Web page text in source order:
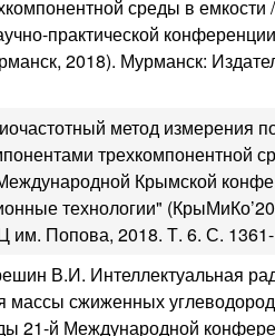
среды в
практической
2018). Мурманск:
метод измерения
трехкомпонентной
Крымской
технологии"
им. Попова, 2018. Т. 6. С.
В.И. Интеллектуальная
массы сжиженных
21-й Международной